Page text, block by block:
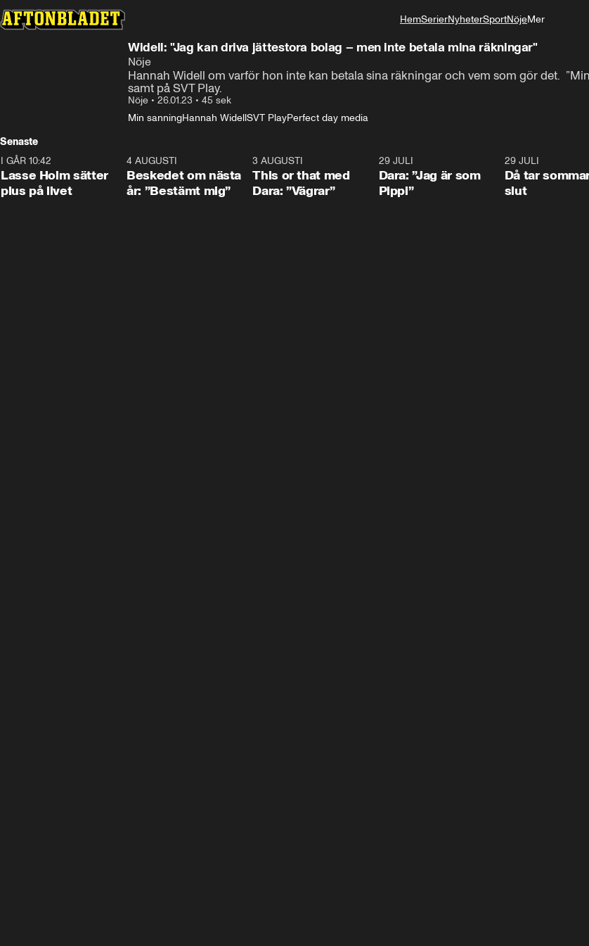
HemSerierNyheterSportNöjeMer
Livsstil
Widell: "Jag kan driva jättestora bolag – men inte betala mina räkningar"
Nöje
Hannah Widell om varför hon inte kan betala sina räkningar och vem som gör det.
samt på SVT Play.
Nöje • 26.01.23 • 45 sek
Min sanningHannah WidellSVT PlayPerfect day media
Senaste
1:04
I GÅR 10:42
Lasse Holm sätter
plus på livet
0:24
4 AUGUSTI
Beskedet om nästa
år: ”Bestämt mig”
3 AUGUSTI
This or that med
Dara: ”Vägrar”
29 JULI
Dara: ”Jag är som
Pippi”
29 JULI
Då tar
slut